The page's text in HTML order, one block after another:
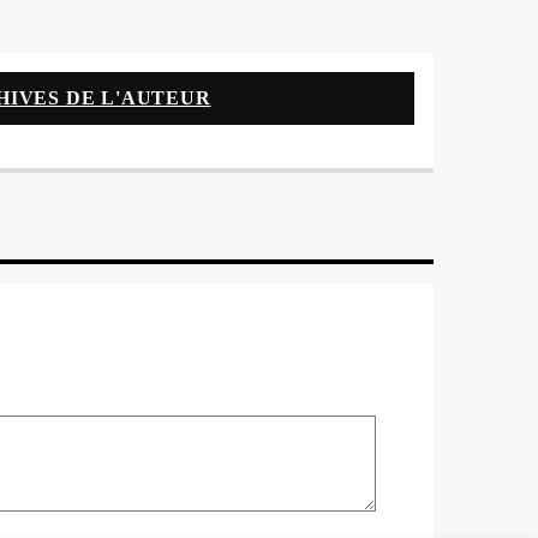
DE L'AUTEUR